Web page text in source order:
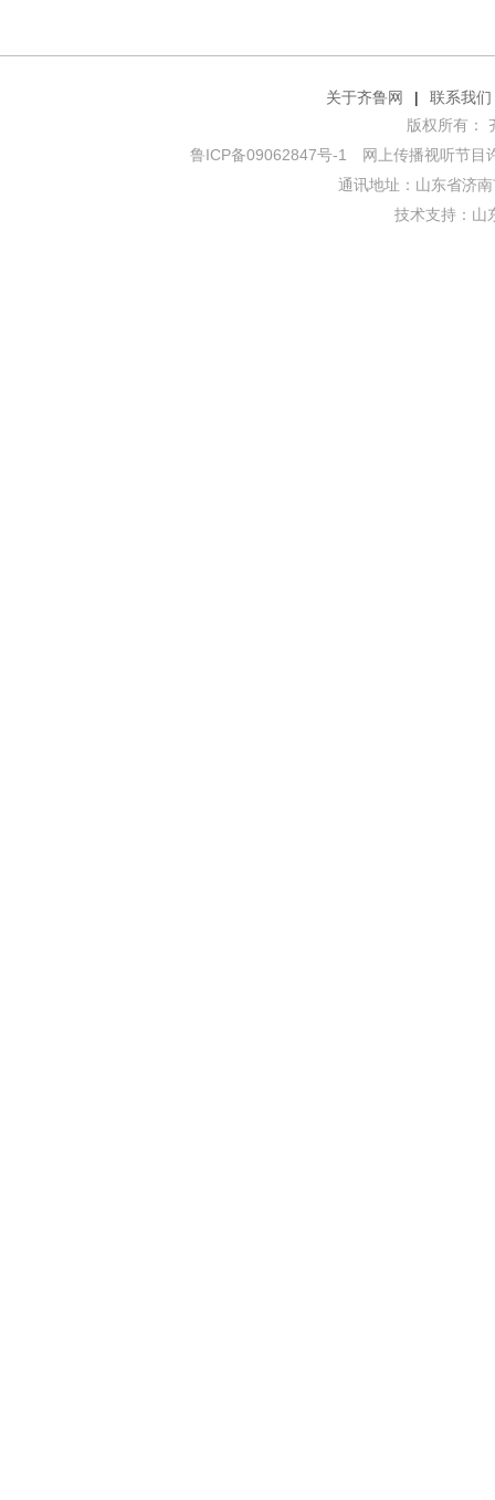
关于齐鲁网 |
联系我们
版权所有：
鲁ICP备09062847号-1
网上传播视听节目
通讯地址：山东省济
技术支持： 山